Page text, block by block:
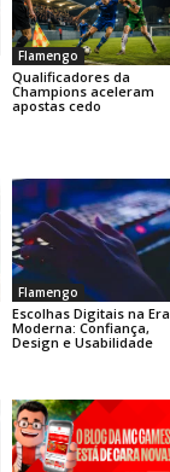
Flamengo
Qualificadores da
Champions aceleram
apostas cedo
Flamengo
Escolhas Digitais na Era
Moderna: Confiança,
Design e Usabilidade